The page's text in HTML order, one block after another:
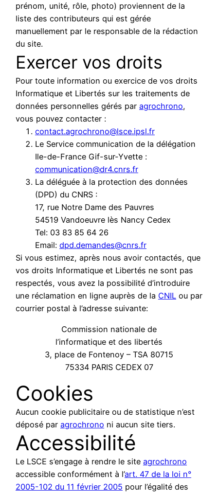
prénom, unité, rôle, photo) proviennent de la
liste des contributeurs qui est gérée
manuellement par le responsable de la rédaction
du site.
Exercer vos droits
Pour toute information ou exercice de vos droits
Informatique et Libertés sur les traitements de
données personnelles gérés par agrochrono,
vous pouvez contacter :
contact.agrochrono@lsce.ipsl.fr
Le Service communication de la délégation
Ile-de-France Gif-sur-Yvette :
communication@dr4.cnrs.fr
La déléguée à la protection des données
(DPD) du CNRS :
17, rue Notre Dame des Pauvres
54519 Vandoeuvre lès Nancy Cedex
Tel: 03 83 85 64 26
Email: dpd.demandes@cnrs.fr
Si vous estimez, après nous avoir contactés, que
vos droits Informatique et Libertés ne sont pas
respectés, vous avez la possibilité d’introduire
une réclamation en ligne auprès de la CNIL ou par
courrier postal à l’adresse suivante:
Commission nationale de
l’informatique et des libertés
3, place de Fontenoy – TSA 80715
75334 PARIS CEDEX 07
Cookies
Aucun cookie publicitaire ou de statistique n’est
déposé par agrochrono ni aucun site tiers.
Accessibilité
Le LSCE s’engage à rendre le site agrochrono
accessible conformément à l’art. 47 de la loi n°
2005-102 du 11 février 2005 pour l’égalité des